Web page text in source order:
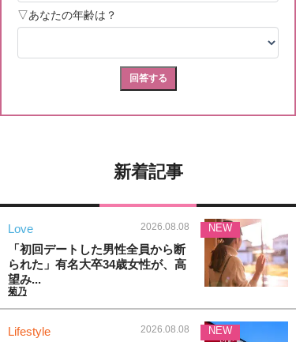
新着記事
Love 2026.08.08
「初回デートした男性全員から断
られた」有名大卒34歳女性が、高
望み...
菊乃
NEW
Lifestyle 2026.08.08 NEW